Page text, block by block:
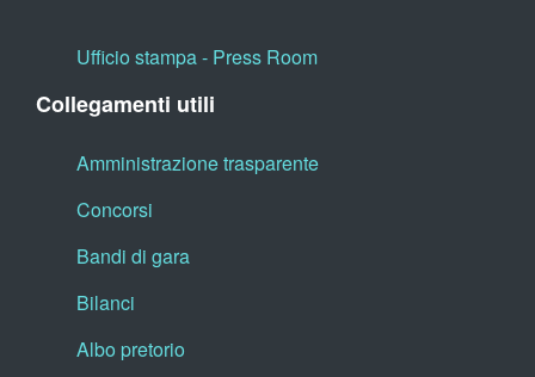
Ufficio stampa - Press Room
Collegamenti utili
Amministrazione trasparente
Concorsi
Bandi di gara
Bilanci
Albo pretorio